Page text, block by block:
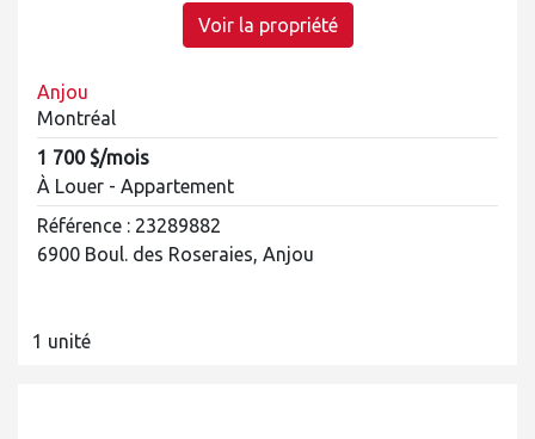
Voir la propriété
Anjou
Montréal
1 700 $/mois
À Louer - Appartement
Référence : 23289882
6900 Boul. des Roseraies, Anjou
1 unité